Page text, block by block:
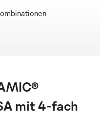
mit 4-fach